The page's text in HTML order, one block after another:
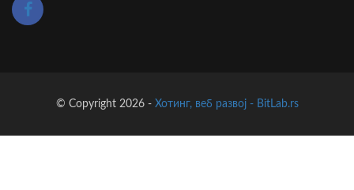
© Copyright 2026 - Хотинг, веб развој - BitLab.rs